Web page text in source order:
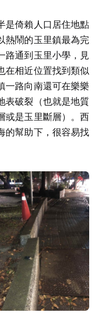
是倚賴人口居住地點
熱鬧的玉里鎮最為完
路通到玉里小學，見
在相近位置找到類似
一路向南還可在樂樂
表破裂（也就是地質
或是玉里斷層）。西
的幫助下，很容易找